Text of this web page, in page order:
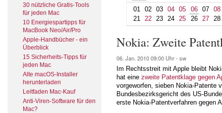
30 nützliche Gratis-Tools
für jeden Mac
10 Energiespartipps für
MacBook Neo/Air/Pro
Apple-Handbücher - ein
Überblick
15 Sicherheits-Tipps für
jeden Mac
Alte macOS-Installer
herunterladen
Leitfaden Mac-Kauf
Anti-Viren-Software für den
Mac?
01
02 03 04 05 06 07
08
21
22 23 24 25 26 27 28
Nokia: Zweite
06. Jan. 201009:00 Uhr - sw
Im Rechtsstreit mit Apple bleibt
hat eine zweite Patentklage gegen
vorgeworfen, sieben Nokia-Patente
Bundesbezirksgericht des US-
erste Nokia-Patentverfahren gegen